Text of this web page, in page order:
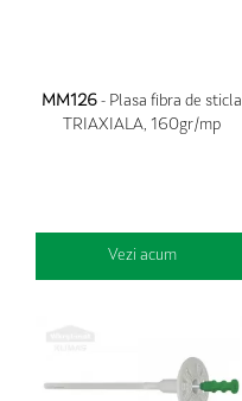
MM126 - Plasa fibra de sticla
TRIAXIALA, 160gr/mp
Vezi acum